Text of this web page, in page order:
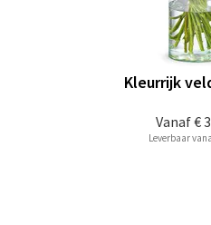
Vanaf€
Kleurrijk
Leverbaar